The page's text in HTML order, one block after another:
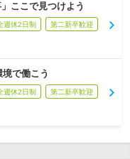
ここで見つけよう
週休2日制 第二新卒歓迎
で働こう
週休2日制 第二新卒歓迎